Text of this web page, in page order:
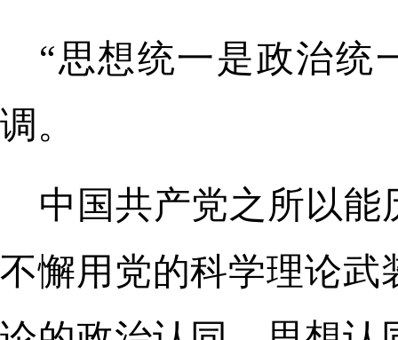
“思想统一是政治统
调。
中国共产党之所以
不懈用党的科学理论武